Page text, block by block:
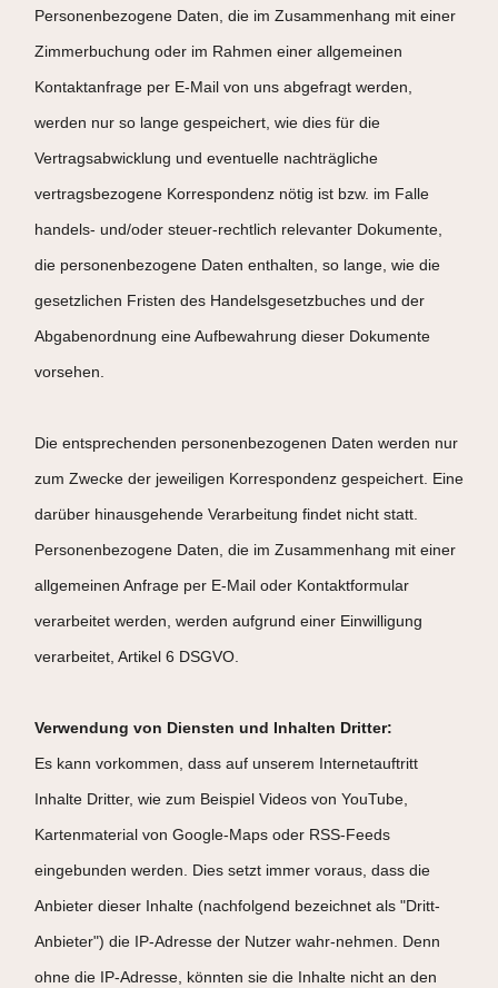
Personenbezogene Daten, die im Zusammenhang mit einer
Zimmerbuchung oder im Rahmen einer allgemeinen
Kontaktanfrage per E-Mail von uns abgefragt werden,
werden nur so lange gespeichert, wie dies für die
Vertragsabwicklung und eventuelle nachträgliche
vertragsbezogene Korrespondenz nötig ist bzw. im Falle
handels- und/oder steuer-rechtlich relevanter Dokumente,
die personenbezogene Daten enthalten, so lange, wie die
gesetzlichen Fristen des Handelsgesetzbuches und der
Abgabenordnung eine Aufbewahrung dieser Dokumente
vorsehen.
Die entsprechenden personenbezogenen Daten werden nur
zum Zwecke der jeweiligen Korrespondenz gespeichert. Eine
darüber hinausgehende Verarbeitung findet nicht statt.
Personenbezogene Daten, die im Zusammenhang mit einer
allgemeinen Anfrage per E-Mail oder Kontaktformular
verarbeitet werden, werden aufgrund einer Einwilligung
verarbeitet, Artikel 6 DSGVO.
Verwendung von Diensten und Inhalten Dritter:
Es kann vorkommen, dass auf unserem Internetauftritt
Inhalte Dritter, wie zum Beispiel Videos von YouTube,
Kartenmaterial von Google-Maps oder RSS-Feeds
eingebunden werden. Dies setzt immer voraus, dass die
Anbieter dieser Inhalte (nachfolgend bezeichnet als "Dritt-
Anbieter") die IP-Adresse der Nutzer wahr-nehmen. Denn
ohne die IP-Adresse, könnten sie die Inhalte nicht an den